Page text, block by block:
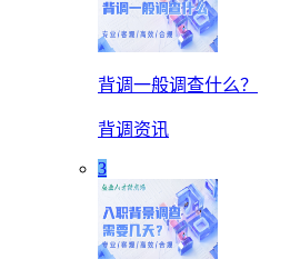
背调一般调查什么？
背调资讯
3